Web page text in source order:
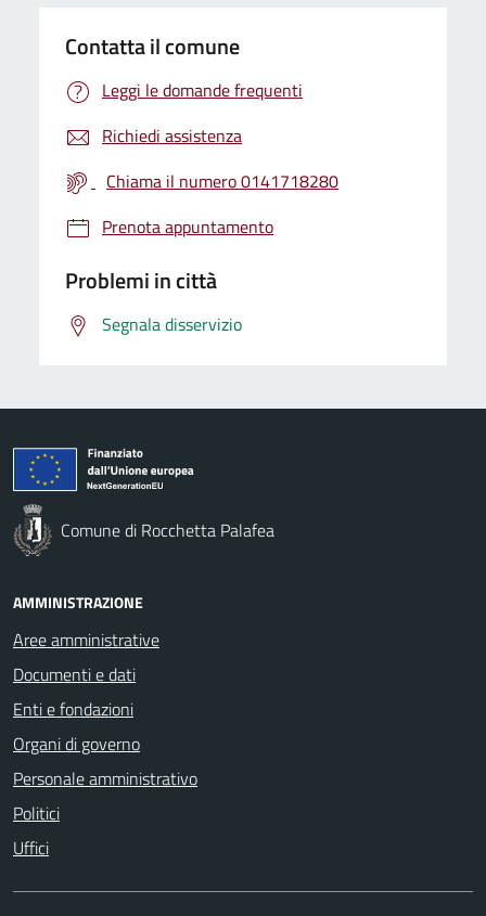
Contatta il comune
Leggi le domande frequenti
Richiedi assistenza
Chiama il numero 0141718280
Prenota appuntamento
Problemi in città
Segnala disservizio
Comune di Rocchetta Palafea
AMMINISTRAZIONE
Aree amministrative
Documenti e dati
Enti e fondazioni
Organi di governo
Personale amministrativo
Politici
Uffici